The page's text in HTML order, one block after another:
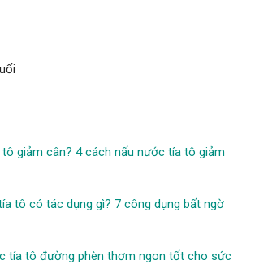
giảm cân? 4 cách nấu nước tía tô giảm
tô có tác dụng gì? 7 công dụng bất ngờ
tía tô đường phèn thơm ngon tốt cho sức